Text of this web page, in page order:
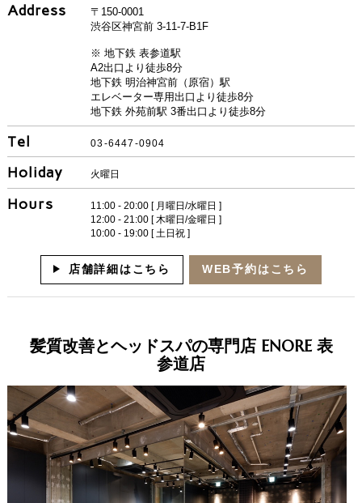
Address
〒150-0001
渋谷区神宮前 3-11-7-B1F
※ 地下鉄 表参道駅
A2出口より徒歩8分
地下鉄 明治神宮前（原宿）駅
エレベーター専用出口より徒歩8分
地下鉄 外苑前駅 3番出口より徒歩8分
Tel 03-6447-0904
Holiday 火曜日
Hours
11:00 - 20:00 [ 月曜日/水曜日 ]
12:00 - 21:00 [ 木曜日/金曜日 ]
10:00 - 19:00 [ 土日祝 ]
店舗詳細はこちら WEB予約はこちら
髪質改善とヘッドスパの専門店 ENORE 表
参道店